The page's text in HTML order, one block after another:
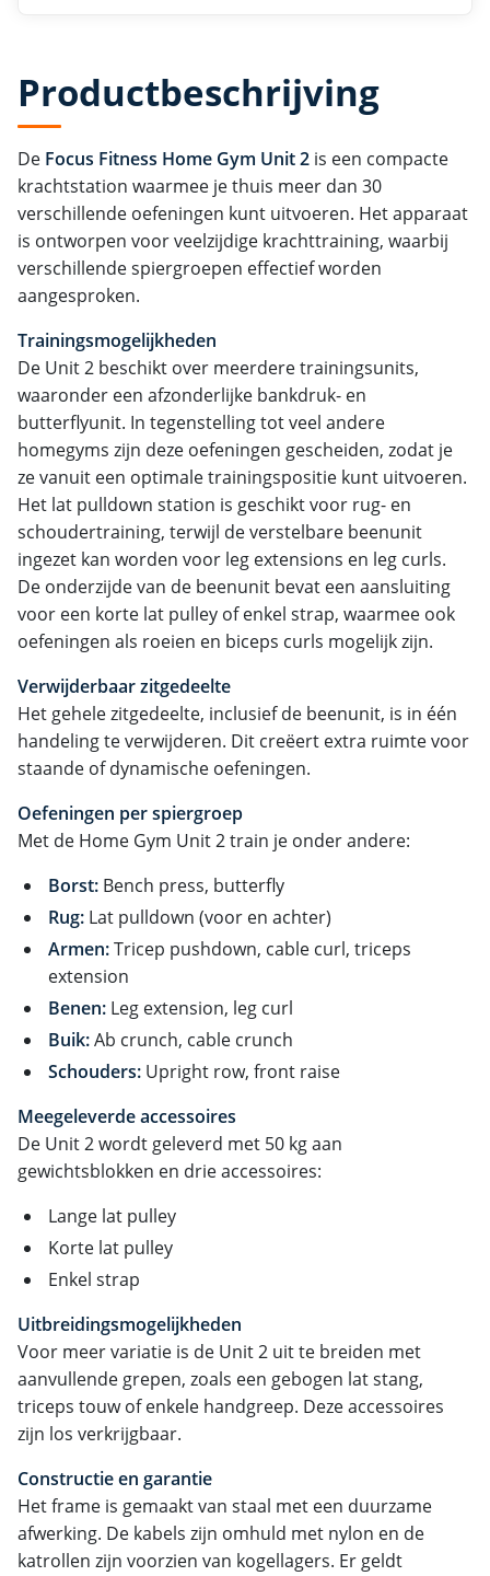
Productbeschrijving
De Focus Fitness Home Gym Unit 2 is een compacte
krachtstation waarmee je thuis meer dan 30
verschillende oefeningen kunt uitvoeren. Het apparaat
is ontworpen voor veelzijdige krachttraining, waarbij
verschillende spiergroepen effectief worden
aangesproken.
Trainingsmogelijkheden
De Unit 2 beschikt over meerdere trainingsunits,
waaronder een afzonderlijke bankdruk- en
butterflyunit. In tegenstelling tot veel andere
homegyms zijn deze oefeningen gescheiden, zodat je
ze vanuit een optimale trainingspositie kunt uitvoeren.
Het lat pulldown station is geschikt voor rug- en
schoudertraining, terwijl de verstelbare beenunit
ingezet kan worden voor leg extensions en leg curls.
De onderzijde van de beenunit bevat een aansluiting
voor een korte lat pulley of enkel strap, waarmee ook
oefeningen als roeien en biceps curls mogelijk zijn.
Verwijderbaar zitgedeelte
Het gehele zitgedeelte, inclusief de beenunit, is in één
handeling te verwijderen. Dit creëert extra ruimte voor
staande of dynamische oefeningen.
Oefeningen per spiergroep
Met de Home Gym Unit 2 train je onder andere:
Borst: Bench press, butterfly
Rug: Lat pulldown (voor en achter)
Armen:Tricep pushdown, cable curl, triceps
extension
Benen: Leg extension, leg curl
Buik:Ab crunch, cable crunch
Schouders: Upright row, front raise
Meegeleverde accessoires
De Unit 2 wordt geleverd met 50 kg aan
gewichtsblokken en drie accessoires:
Lange lat pulley
Korte lat pulley
Enkel strap
Uitbreidingsmogelijkheden
Voor meer variatie is de Unit 2 uit te breiden met
aanvullende grepen, zoals een gebogen lat stang,
triceps touw of enkele handgreep. Deze accessoires
zijn los verkrijgbaar.
Constructie en garantie
Het frame is gemaakt van staal met een duurzame
afwerking. De kabels zijn omhuld met nylon en de
katrollen zijn voorzien van kogellagers. Er geldt